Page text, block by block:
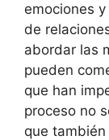
emociones
de
abordar las
pueden
que han
proceso no
que